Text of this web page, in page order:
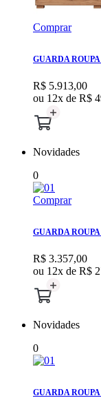
Comprar
GUARDA
R$ 5.913,00
ou 12x de R$
Novidades
0
Comprar
GUARDA
R$ 3.357,00
ou 12x de R$
Novidades
0
GUARDA